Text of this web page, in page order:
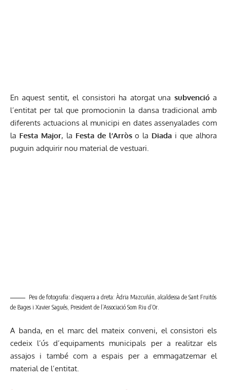
En aquest sentit, el consistori ha atorgat una subvencióa
l’entitat per tal que promocionin la dansa tradicional amb
diferents actuacions al municipi en dates assenyalades com
la Festa Major, la Festa de l’Arròso la Diada i que alhora
puguin adquirir nou material de vestuari.
Peu de fotografia: d’esquerra a dreta: Àdria Mazcuñán, alcaldessa de Sant Fruitós
de Bages i Xavier Sagués, President de l’Associació Som Riu d’Or.
A banda, en el marc del mateix conveni, el consistori els
cedeix l’ús d’equipaments municipals per a realitzar els
assajos i també com a espais per a emmagatzemar el
material de l’entitat.